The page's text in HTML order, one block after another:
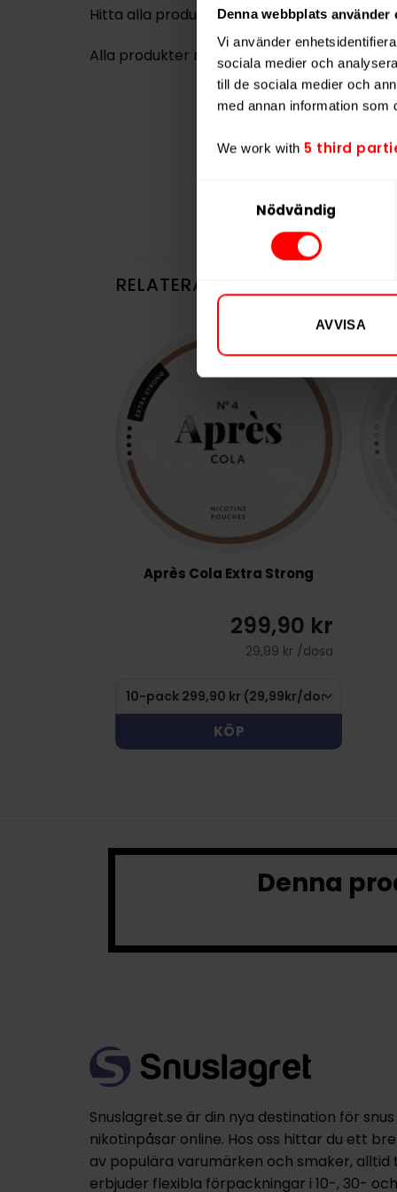
Denna webbplats använder
Vi använder
sociala medier och
till de sociala medier och
med annan information som
We work with 5 third
Nödvändig
AVVISA
Hitta alla produkter frånZeus
Alla produkter med smakenMint
RELATERADE PRODUKTER
Après Cola Extra Strong
299,90 kr
29,99 kr /dosa
KÖP
Denna
Snuslagret.se är din nya destination för
nikotinpåsar online. Hos oss hittar du ett
av populära varumärken och smaker, alltid
erbjuder flexibla förpackningar i 10-, 30-